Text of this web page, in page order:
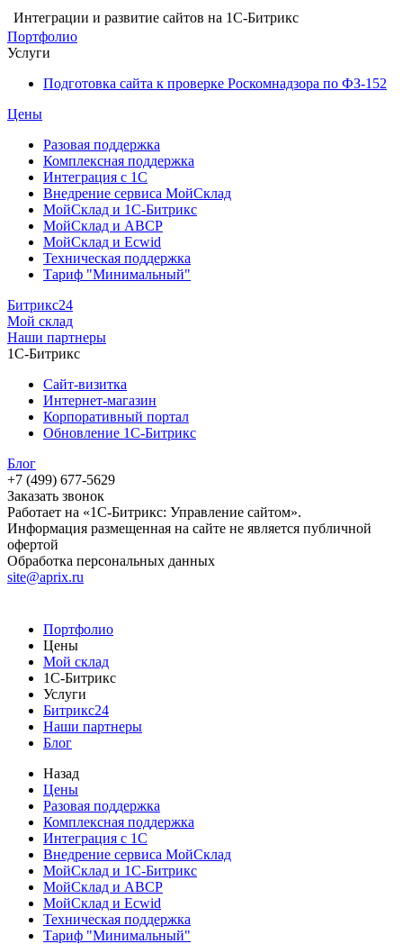
Интеграции и развитие сайтов на 1С-Битрикс
Портфолио
Услуги
Подготовка сайта к проверке Роскомнадзора по ФЗ-152
Цены
Разовая поддержка
Комплексная поддержка
Интеграция с 1С
Внедрение сервиса МойСклад
МойСклад и 1С-Битрикс
МойСклад и ABCP
МойСклад и Ecwid
Техническая поддержка
Тариф "Минимальный"
Битрикс24
Мой склад
Наши партнеры
1С-Битрикс
Сайт-визитка
Интернет-магазин
Корпоративный портал
Обновление 1С-Битрикс
Блог
+7 (499) 677-5629
Заказать звонок
Работает на «1С-Битрикс: Управление сайтом».
Информация размещенная на сайте не является публичной
офертой
Обработка персональных данных
site@aprix.ru
Портфолио
Цены
Мой склад
1С-Битрикс
Услуги
Битрикс24
Наши партнеры
Блог
Назад
Цены
Разовая поддержка
Комплексная поддержка
Интеграция с 1С
Внедрение сервиса МойСклад
МойСклад и 1С-Битрикс
МойСклад и ABCP
МойСклад и Ecwid
Техническая поддержка
Тариф "Минимальный"